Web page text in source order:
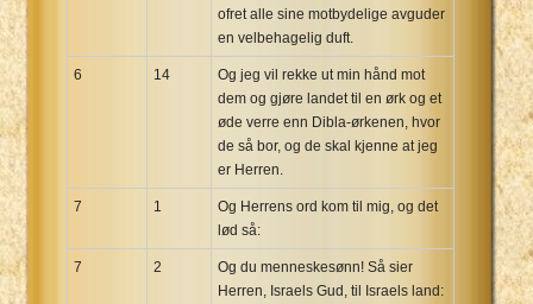
ofret alle sine motbydelige avguder
en velbehagelig duft.
6 14
Og jeg vil rekke ut min hånd mot
dem og gjøre landet til en ørk og et
øde verre enn Dibla-ørkenen, hvor
de så bor, og de skal kjenne at jeg
er Herren.
7 1
Og Herrens ord kom til mig, og det
lød så:
7 2
Og du menneskesønn! Så sier
Herren, Israels Gud, til Israels land: